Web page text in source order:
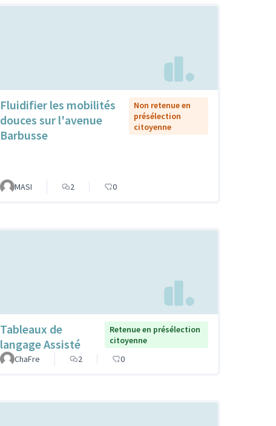
Fluidifier les mobilités
douces sur l'avenue
Barbusse
Non retenue en
présélection
citoyenne
MASI 2 0
Tableaux de
langage Assisté
Retenue en présélection
citoyenne
ChaFre
2 0